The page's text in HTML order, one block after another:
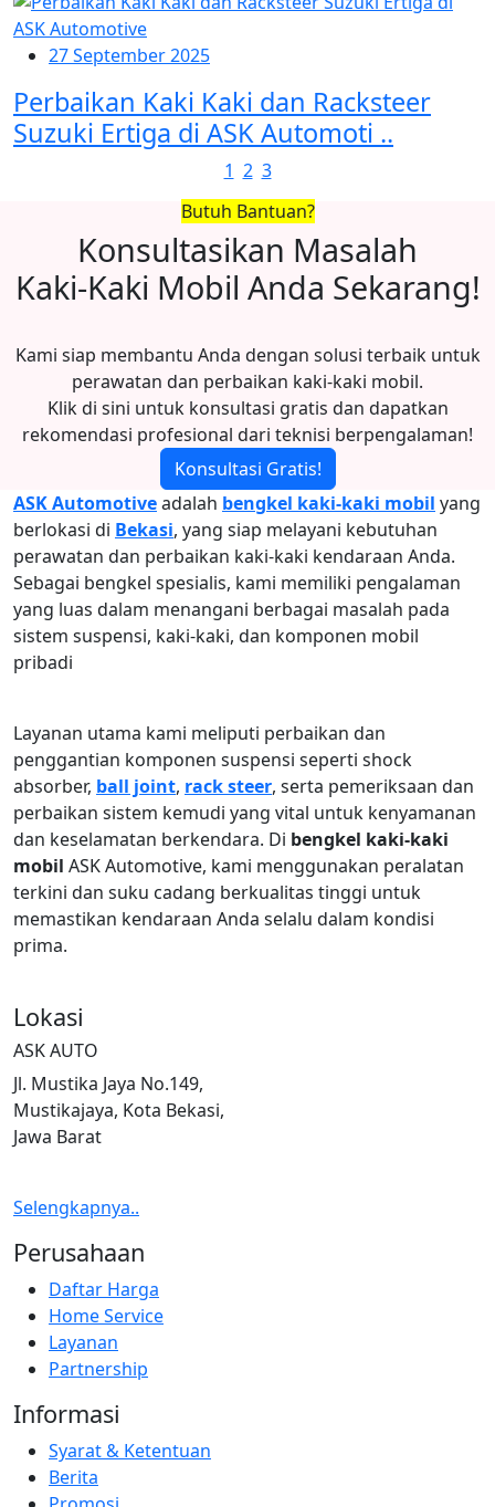
27 September 2025
Perbaikan Kaki Kaki dan Racksteer
Suzuki Ertiga di ASK Automoti ..
1 2 3
Butuh Bantuan?
Konsultasikan Masalah
Kaki-Kaki Mobil Anda Sekarang!
Kami siap membantu Anda dengan solusi terbaik untuk
perawatan dan perbaikan kaki-kaki mobil.
Klik di sini untuk konsultasi gratis dan dapatkan
rekomendasi profesional dari teknisi berpengalaman!
Konsultasi Gratis!
ASK Automotiveadalah bengkel kaki-kaki mobil yang
berlokasi di Bekasi, yang siap melayani kebutuhan
perawatan dan perbaikan kaki-kaki kendaraan Anda.
Sebagai bengkel spesialis, kami memiliki pengalaman
yang luas dalam menangani berbagai masalah pada
sistem suspensi, kaki-kaki, dan komponen mobil
pribadi
Layanan utama kami meliputi perbaikan dan
penggantian komponen suspensi seperti shock
absorber, ball joint, rack steer, serta pemeriksaan dan
perbaikan sistem kemudi yang vital untuk kenyamanan
dan keselamatan berkendara. Di bengkel kaki-kaki
mobil ASK Automotive, kami menggunakan peralatan
terkini dan suku cadang berkualitas tinggi untuk
memastikan kendaraan Anda selalu dalam kondisi
prima.
Lokasi
ASK AUTO
Jl. Mustika Jaya No.149,
Mustikajaya, Kota Bekasi,
Jawa Barat
Selengkapnya..
Perusahaan
Daftar Harga
Home Service
Layanan
Partnership
Informasi
Syarat & Ketentuan
Berita